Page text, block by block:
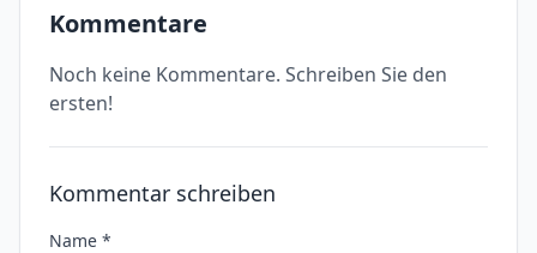
Kommentare
Noch keine Kommentare. Schreiben Sie den
ersten!
Kommentar schreiben
Name *